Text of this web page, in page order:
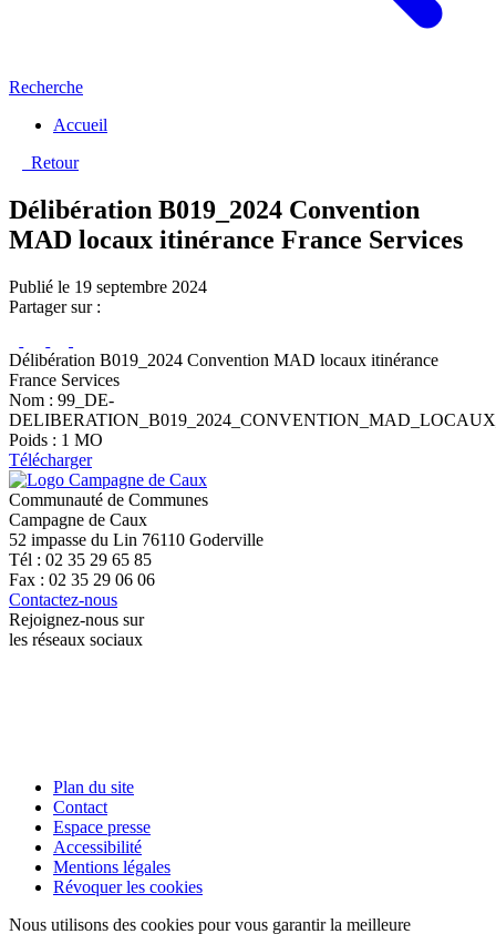
Recherche
Accueil
Retour
Délibération B019_2024 Convention
MAD locaux itinérance France Services
Publié le 19 septembre 2024
Partager sur :
Délibération B019_2024 Convention MAD locaux itinérance
France Services
Nom : 99_DE-
Poids : 1 MO
Télécharger
Communauté de Communes
Campagne de Caux
52 impasse du Lin 76110 Goderville
Tél : 02 35 29 65 85
Fax : 02 35 29 06 06
Contactez-nous
Rejoignez-nous sur
les réseaux sociaux
Plan du site
Contact
Espace presse
Accessibilité
Mentions légales
Révoquer les cookies
Nous utilisons des cookies pour vous garantir la meilleure